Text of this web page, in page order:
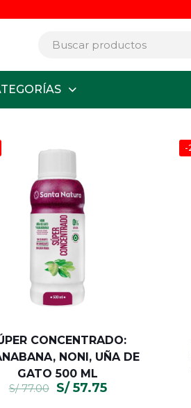
a Lima y Callao por compras
CONCENTRADO:
NONI, UÑA DE
GATO 500 ML
S/77.00
El
S/57.75El
-